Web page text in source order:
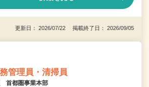
更新日： 2026/07/22 掲載終了日： 2026/09/05
管理員・清掃員
首都圏事業本部